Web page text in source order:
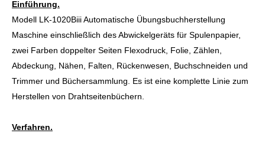
Einführung.
Modell LK-1020Biii Automatische Übungsbuchherstellung
Maschine einschließlich des Abwickelgeräts für Spulenpapier,
zwei Farben doppelter Seiten Flexodruck, Folie, Zählen,
Abdeckung, Nähen, Falten, Rückenwesen, Buchschneiden und
Trimmer und Büchersammlung. Es ist eine komplette Linie zum
Herstellen von Drahtseitenbüchern.
Verfahren.